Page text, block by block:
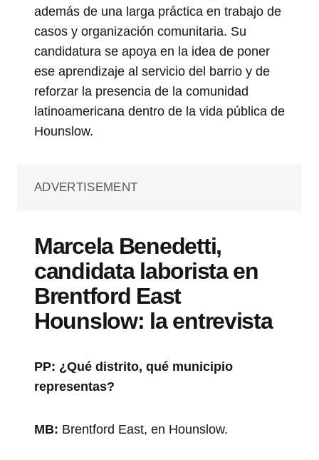
además de una larga práctica en trabajo de
casos y organización comunitaria. Su
candidatura se apoya en la idea de poner
ese aprendizaje al servicio del barrio y de
reforzar la presencia de la comunidad
latinoamericana dentro de la vida pública de
Hounslow.
ADVERTISEMENT
Marcela Benedetti,
candidata laborista en
Brentford East
Hounslow: la entrevista
PP: ¿Qué distrito, qué municipio
representas?
MB: Brentford East, en Hounslow.